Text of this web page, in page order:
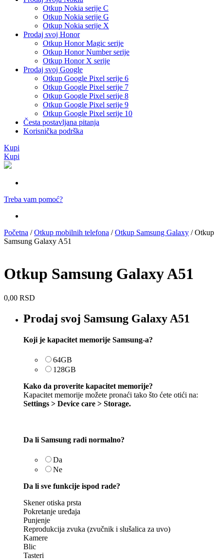
Otkup Nokia serije C
Otkup Nokia serije G
Otkup Nokia serije X
Prodaj svoj Honor
Otkup Honor Magic serije
Otkup Honor Number serije
Otkup Honor X serije
Prodaj svoj Google
Otkup Google Pixel serije 6
Otkup Google Pixel serije 7
Otkup Google Pixel serije 8
Otkup Google Pixel serije 9
Otkup Google Pixel serije 10
Česta postavljana pitanja
Korisnička podrška
Kupi
Kupi
Treba vam pomoć?
Početna /Otkup mobilnih telefona /Otkup Samsung Galaxy / Otkup
Samsung Galaxy A51
Otkup Samsung Galaxy A51
0,00 RSD
Prodaj svoj Samsung Galaxy A51
Koji je kapacitet memorije Samsung-a?
64GB
128GB
Kako da proverite kapacitet memorije?
Kapacitet memorije možete pronaći tako što ćete otići na:
Settings > Device care > Storage.
Da li Samsung radi normalno?
Da
Ne
Da li sve funkcije ispod rade?
Skener otiska prsta
Pokretanje uređaja
Punjenje
Reprodukcija zvuka (zvučnik i slušalica za uvo)
Kamere
Blic
Tasteri